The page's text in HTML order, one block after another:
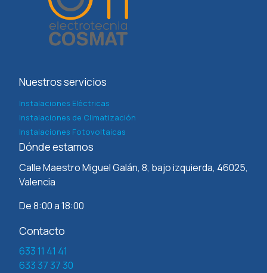
Nuestros servicios
Instalaciones Eléctricas
Instalaciones de Climatización
Instalaciones Fotovoltaicas
Dónde estamos
Calle Maestro Miguel Galán, 8, bajo izquierda, 46025,
Valencia
De 8:00 a 18:00
Contacto
633 11 41 41
633 37 37 30